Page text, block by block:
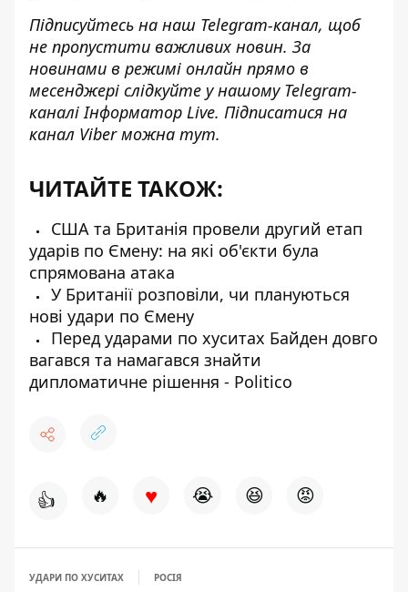
Підписуйтесь на наш Telegram-канал, щоб
не пропустити важливих новин. За
новинами в режимі онлайн прямо в
месенджері слідкуйте у нашому Telegram-
каналіІнформатор Live. Підписатися на
канал Viber можна тут.
ЧИТАЙТЕ ТАКОЖ:
США та Британія провели другий етап
ударів по Ємену: на які об'єкти була
спрямована атака
У Британії розповіли, чи плануються
нові удари по Ємену
Перед ударами по хуситах Байден довго
вагався та намагався знайти
дипломатичне рішення - Politico
👍 🔥 ♥ 😭 😆 😡
УДАРИ ПО ХУСИТАХ РОСІЯ